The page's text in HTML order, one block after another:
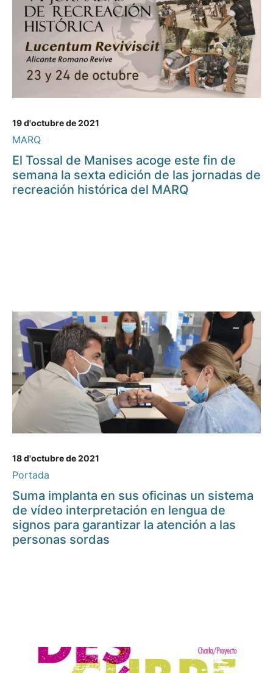
19 d'octubre de 2021
MARQ
El Tossal de Manises acoge este fin de
semana la sexta edición de las jornadas de
recreación histórica del MARQ
18 d'octubre de 2021
Portada
Suma implanta en sus oficinas un sistema
de vídeo interpretación en lengua de
signos para garantizar la atención a las
personas sordas